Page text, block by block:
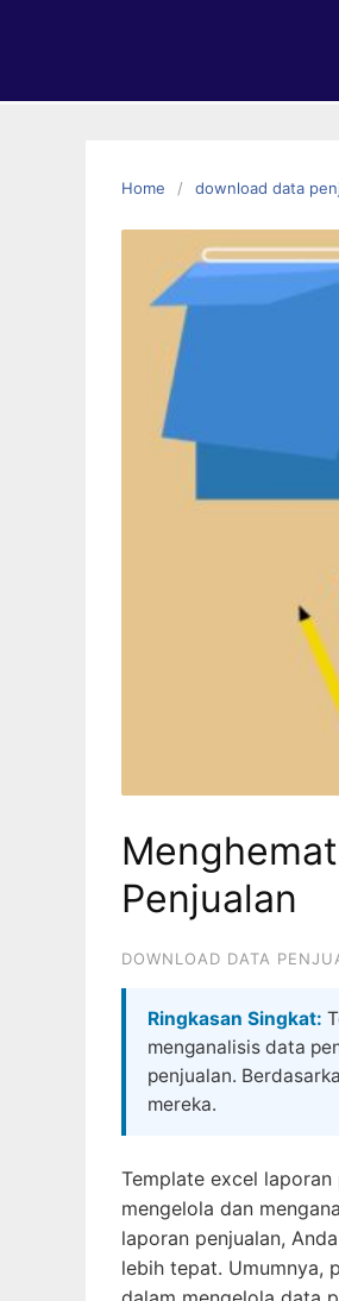
Home download data
Penjualan
DOWNLOAD DATA
Ringkasan Singkat:
menganalisis data
penjualan.
mereka.
Template excel
mengelola dan
laporan penjualan,
lebih tepat. Umumnya,